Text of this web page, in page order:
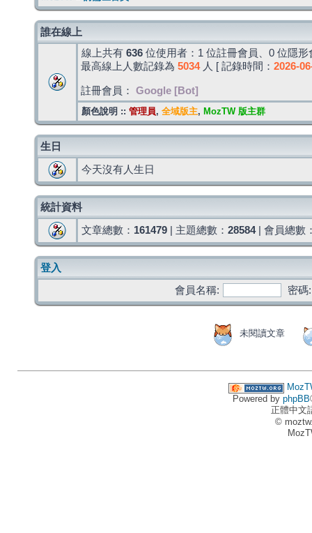
誰在線上
線上共有 636 位使用者：1 位註冊會員、0 位隱
最高線上人數記錄為 5034人 [ 記錄時間： 2026-
註冊會員： Google [Bot]
顏色說明 :: 管理員, 全域版主, MozTW 版主群
生日
今天沒有人生日
統計資料
文章總數： 161479 | 主題總數： 28584| 會員總數
登入
會員名稱:
密碼:
未閱讀文章
Powered by phpBB
正體中文
©